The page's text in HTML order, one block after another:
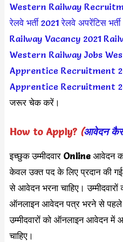
Western Railway
रेलवे भर्ती 2021 रेलवे अपरेंटिस भर्ती
Railway Vacancy 2021
Western Railway Jobs
Apprentice Recruitment
Apprentice Recruitment
जरूर चेक करें।
How to Apply?(आवेदन
इच्छुक उम्मीदवार Online आवेदन
केवल उक्त पद के लिए प्रदान की
से आवेदन भरना चाहिए। उम्मीदवारों
ऑनलाइन आवेदन पत्र भरने से पहले
उम्मीदवारों को ऑनलाइन आवेदन में
चाहिए।